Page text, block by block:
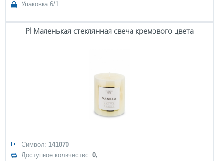
Упаковка 6/1
Pl Маленькая стеклянная свеча кремового цвета
Символ: 141070
Доступное количество:0,